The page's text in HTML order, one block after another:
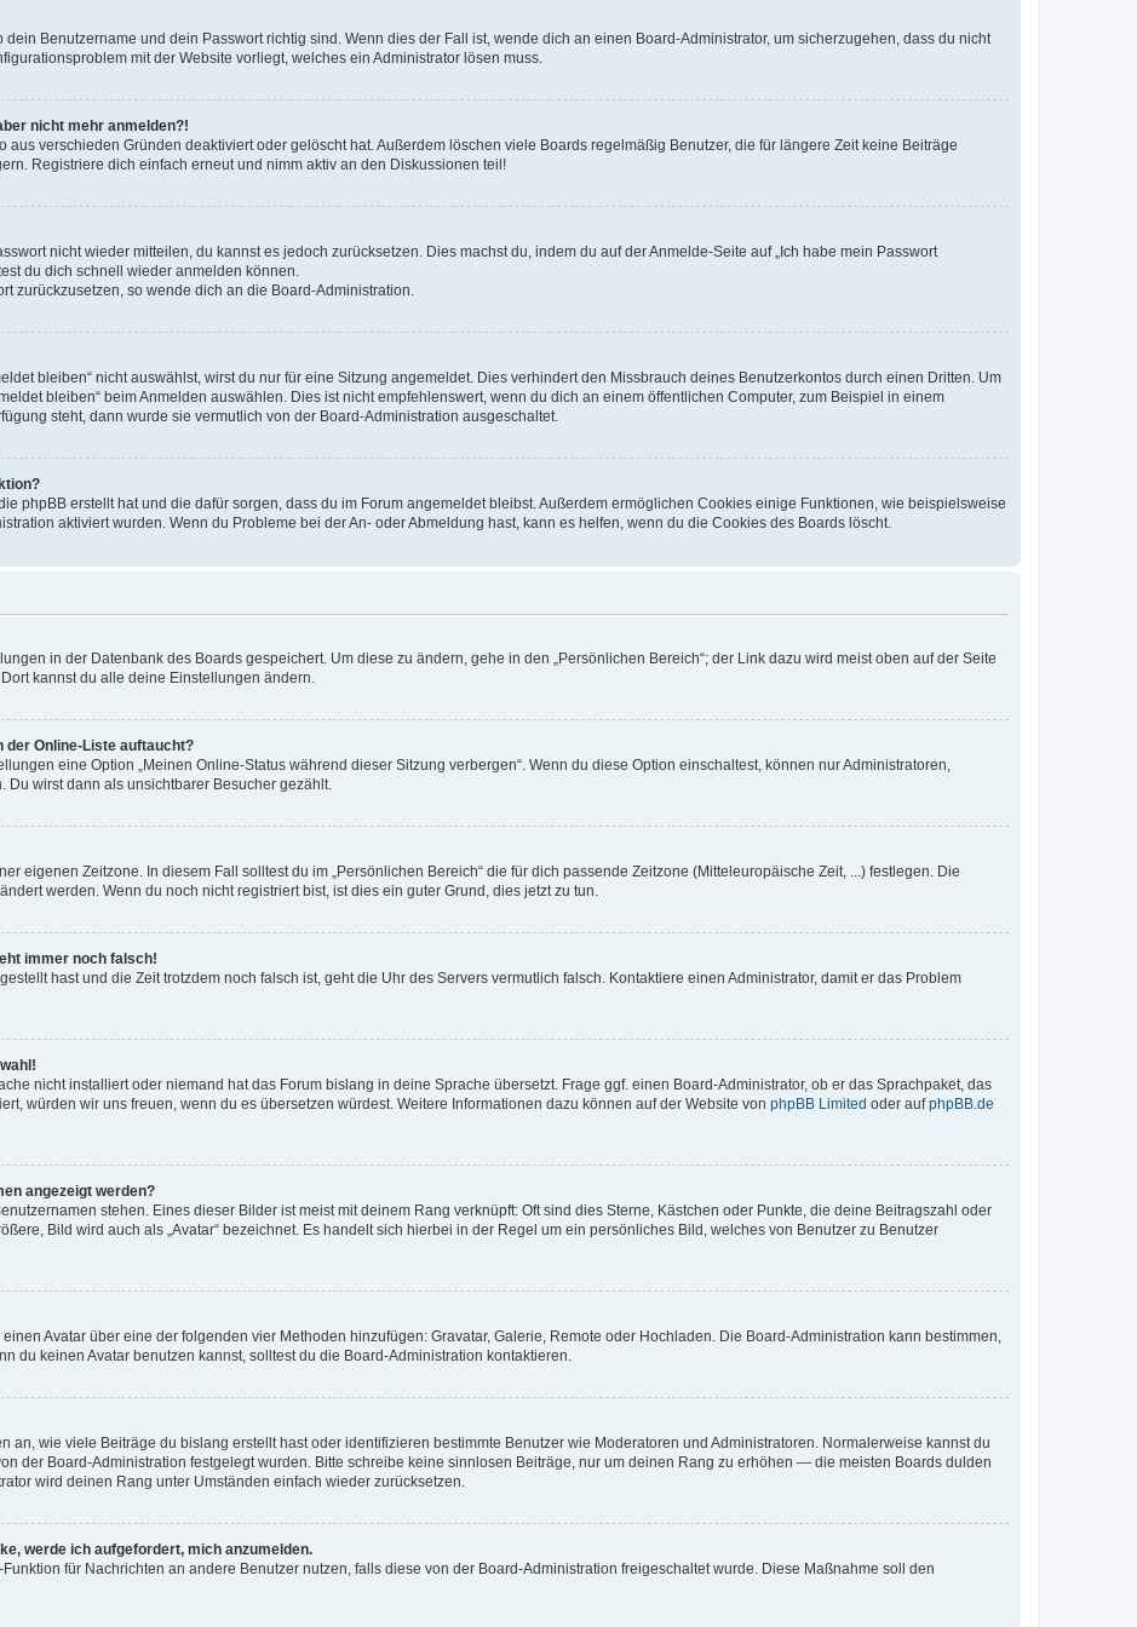
Benutzername und dein Passwort richtig sind. Wenn dies der Fall ist, wende dich an einen Board-Administrator, um sicherzugehen, dass du nicht
mit der Website vorliegt, welches ein Administrator lösen muss.
nicht mehr anmelden?!
aus verschieden Gründen deaktiviert oder gelöscht hat. Außerdem löschen viele Boards regelmäßig Benutzer, die für längere Zeit keine Beiträge
Registriere dich einfach erneut und nimm aktiv an den Diskussionen teil!
nicht wieder mitteilen, du kannst es jedoch zurücksetzen. Dies machst du, indem du auf der Anmelde-Seite auf „Ich habe mein Passwort
du dich schnell wieder anmelden können.
zurückzusetzen, so wende dich an die Board-Administration.
bleiben“ nicht auswählst, wirst du nur für eine Sitzung angemeldet. Dies verhindert den Missbrauch deines Benutzerkontos durch einen Dritten. Um
bleiben“ beim Anmelden auswählen. Dies ist nicht empfehlenswert, wenn du dich an einem öffentlichen Computer, zum Beispiel in einem
steht, dann wurde sie vermutlich von der Board-Administration ausgeschaltet.
phpBB erstellt hat und die dafür sorgen, dass du im Forum angemeldet bleibst. Außerdem ermöglichen Cookies einige Funktionen, wie beispielsweise
aktiviert wurden. Wenn du Probleme bei der An- oder Abmeldung hast, kann es helfen, wenn du die Cookies des Boards löscht.
in der Datenbank des Boards gespeichert. Um diese zu ändern, gehe in den „Persönlichen Bereich“; der Link dazu wird meist oben auf der Seite
kannst du alle deine Einstellungen ändern.
der Online-Liste auftaucht?
eine Option „Meinen Online-Status während dieser Sitzung verbergen“. Wenn du diese Option einschaltest, können nur Administratoren,
Du wirst dann als unsichtbarer Besucher gezählt.
eigenen Zeitzone. In diesem Fall solltest du im „Persönlichen Bereich“ die für dich passende Zeitzone (Mitteleuropäische Zeit, ...) festlegen. Die
werden. Wenn du noch nicht registriert bist, ist dies ein guter Grund, dies jetzt zu tun.
immer noch falsch!
hast und die Zeit trotzdem noch falsch ist, geht die Uhr des Servers vermutlich falsch. Kontaktiere einen Administrator, damit er das Problem
nicht installiert oder niemand hat das Forum bislang in deine Sprache übersetzt. Frage ggf. einen Board-Administrator, ob er das Sprachpaket, das
würden wir uns freuen, wenn du es übersetzen würdest. Weitere Informationen dazu können auf der Website von phpBB Limited oder aufphpBB.de
angezeigt werden?
stehen. Eines dieser Bilder ist meist mit deinem Rang verknüpft: Oft sind dies Sterne, Kästchen oder Punkte, die deine Beitragszahl oder
Bild wird auch als „Avatar“ bezeichnet. Es handelt sich hierbei in der Regel um ein persönliches Bild, welches von Benutzer zu Benutzer
Avatar über eine der folgenden vier Methoden hinzufügen: Gravatar, Galerie, Remote oder Hochladen. Die Board-Administration kann bestimmen,
du keinen Avatar benutzen kannst, solltest du die Board-Administration kontaktieren.
an, wie viele Beiträge du bislang erstellt hast oder identifizieren bestimmte Benutzer wie Moderatoren und Administratoren. Normalerweise kannst du
der Board-Administration festgelegt wurden. Bitte schreibe keine sinnlosen Beiträge, nur um deinen Rang zu erhöhen — die meisten Boards dulden
wird deinen Rang unter Umständen einfach wieder zurücksetzen.
werde ich aufgefordert, mich anzumelden.
für Nachrichten an andere Benutzer nutzen, falls diese von der Board-Administration freigeschaltet wurde. Diese Maßnahme soll den